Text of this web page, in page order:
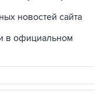
новостей сайта
в официальном